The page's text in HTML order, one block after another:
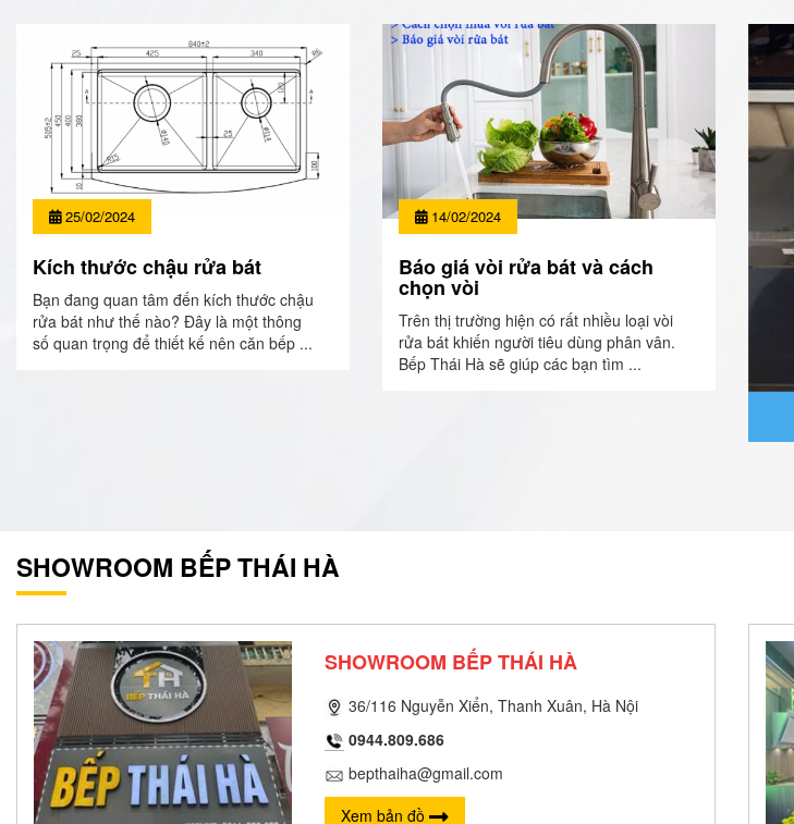
25/02/2024
Kích thước chậu rửa bát
Bạn đang quan tâm đến kích thước chậu
rửa bát như thế nào? Đây là một thông
số quan trọng để thiết kế nên căn bếp ...
14/02/2024
Báo giá vòi rửa bát và cách
chọn vòi
Trên thị trường hiện có rất nhiều loại vòi
rửa bát khiến người tiêu dùng phân vân.
Bếp Thái Hà sẽ giúp các bạn tìm ...
SHOWROOM BẾP THÁI HÀ
SHOWROOM BẾP THÁI HÀ
36/116 Nguyễn Xiển, Thanh Xuân, Hà Nội
0944.809.686
bepthaiha@gmail.com
Xem bản đồ